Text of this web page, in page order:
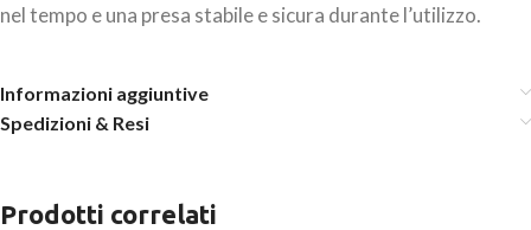
nel tempo e una presa stabile e sicura durante l’utilizzo.
Informazioni aggiuntive
Spedizioni & Resi
Prodotti correlati